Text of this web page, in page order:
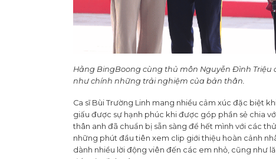
Hằng BingBoong cùng thủ môn Nguyễn Đình
như chính những trải nghiệm của bản thân.
Ca sĩ Bùi Trường Linh mang nhiều cảm xúc đặc biệt
giấu được sự hạnh phúc khi được góp phần sẻ chia
thân anh đã chuẩn bị sẵn sàng để hết mình với các
những phút đầu tiên xem clip giới thiệu hoàn cảnh
dành nhiều lời động viên đến các em nhỏ, cũng như